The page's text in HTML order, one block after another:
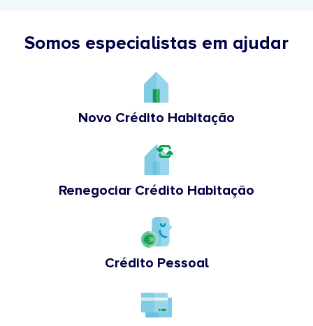
Somos especialistas em ajudar
Novo Crédito Habitação
Renegociar Crédito Habitação
Crédito Pessoal